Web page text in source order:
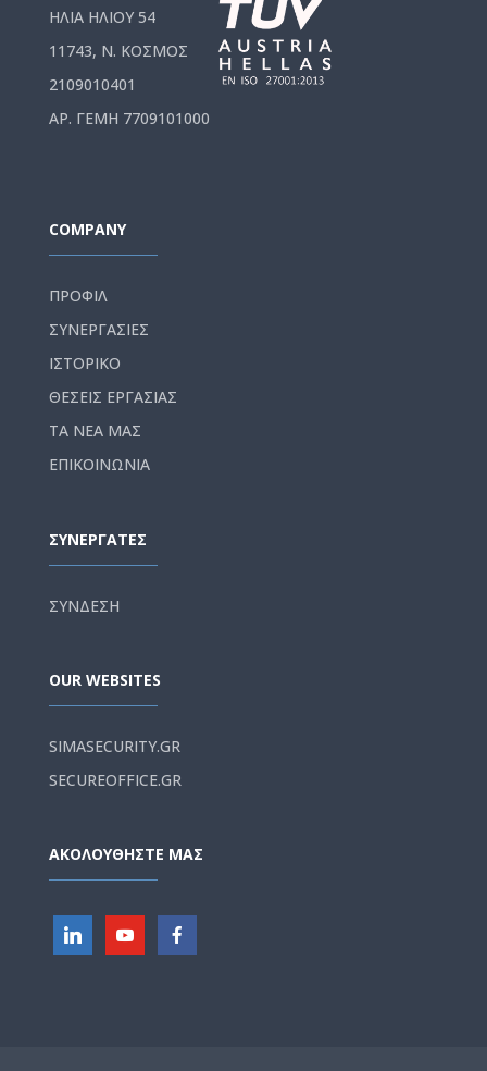
ΗΛΙΑ ΗΛΙΟΥ 54
11743, Ν. ΚΟΣΜΟΣ
2109010401
ΑΡ. ΓΕΜΗ 7709101000
COMPANY
ΠΡΟΦΙΛ
ΣΥΝΕΡΓΑΣΙΕΣ
ΙΣΤΟΡΙΚΟ
ΘΕΣΕΙΣ ΕΡΓΑΣΙΑΣ
ΤΑ ΝΕΑ ΜΑΣ
ΕΠΙΚΟΙΝΩΝΙΑ
ΣΥΝΕΡΓΑΤΕΣ
ΣΥΝΔΕΣΗ
OUR WEBSITES
SIMASECURITY.GR
SECUREOFFICE.GR
ΑΚΟΛΟΥΘΗΣΤΕ ΜΑΣ